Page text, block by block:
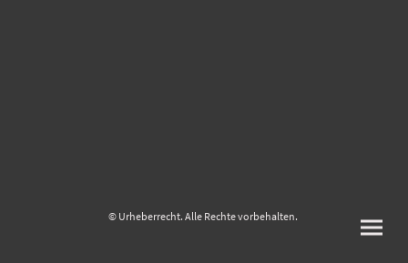
© Urheberrecht. Alle Rechte vorbehalten.